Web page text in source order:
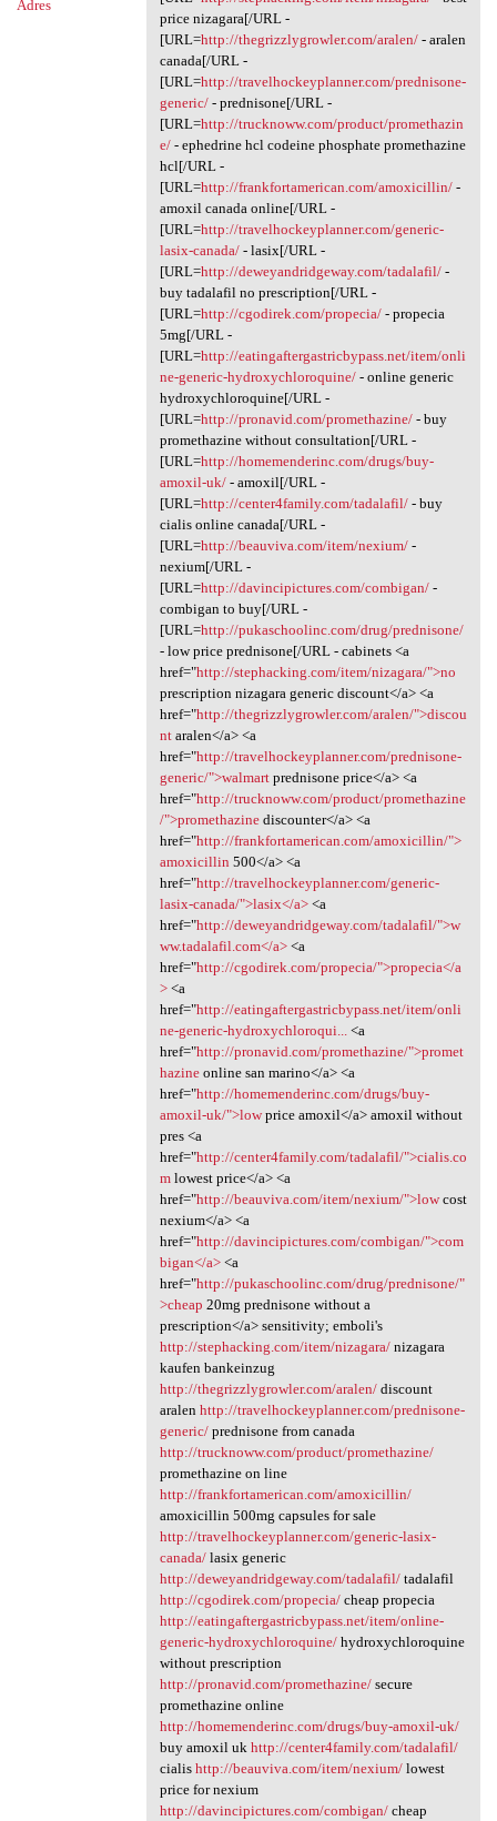
Adres
price nizagara[/URL -
[URL=http://thegrizzlygrowler.com/aralen/- aralen
canada[/URL -
[URL=http://travelhockeyplanner.com/prednisone-
generic/- prednisone[/URL -
[URL=http://trucknoww.com/product/promethazin
e/- ephedrine hcl codeine phosphate promethazine
hcl[/URL -
[URL=http://frankfortamerican.com/amoxicillin/-
amoxil canada online[/URL -
[URL=http://travelhockeyplanner.com/generic-
lasix-canada/- lasix[/URL -
[URL=http://deweyandridgeway.com/tadalafil/-
buy tadalafil no prescription[/URL -
[URL=http://cgodirek.com/propecia/- propecia
5mg[/URL -
[URL=http://eatingaftergastricbypass.net/item/onli
ne-generic-hydroxychloroquine/- online generic
hydroxychloroquine[/URL -
[URL=http://pronavid.com/promethazine/- buy
promethazine without consultation[/URL -
[URL=http://homemenderinc.com/drugs/buy-
amoxil-uk/- amoxil[/URL -
[URL=http://center4family.com/tadalafil/- buy
cialis online canada[/URL -
[URL=http://beauviva.com/item/nexium/-
nexium[/URL -
[URL=http://davincipictures.com/combigan/-
combigan to buy[/URL -
[URL=http://pukaschoolinc.com/drug/prednisone/
- low price prednisone[/URL - cabinets <a
href="http://stephacking.com/item/nizagara/">no
prescription nizagara generic discount</a> <a
href="http://thegrizzlygrowler.com/aralen/">discou
ntaralen</a> <a
href="http://travelhockeyplanner.com/prednisone-
generic/">walmartprednisone price</a> <a
href="http://trucknoww.com/product/promethazine
/">promethazinediscounter</a> <a
href="http://frankfortamerican.com/amoxicillin/">
amoxicillin 500</a> <a
href="http://travelhockeyplanner.com/generic-
lasix-canada/">lasix</a><a
href="http://deweyandridgeway.com/tadalafil/">w
ww.tadalafil.com</a><a
href="http://cgodirek.com/propecia/">propecia</a
><a
href="http://eatingaftergastricbypass.net/item/onli
ne-generic-hydroxychloroqui...<a
href="http://pronavid.com/promethazine/">promet
hazineonline san marino</a> <a
href="http://homemenderinc.com/drugs/buy-
amoxil-uk/">lowprice amoxil</a> amoxil without
pres <a
href="http://center4family.com/tadalafil/">cialis.co
mlowest price</a> <a
href="http://beauviva.com/item/nexium/">lowcost
nexium</a> <a
href="http://davincipictures.com/combigan/">com
bigan</a><a
href="http://pukaschoolinc.com/drug/prednisone/"
>cheap 20mg prednisone without a
prescription</a> sensitivity; emboli's
http://stephacking.com/item/nizagara/nizagara
kaufen bankeinzug
http://thegrizzlygrowler.com/aralen/discount
aralen http://travelhockeyplanner.com/prednisone-
generic/prednisone from canada
http://trucknoww.com/product/promethazine/
promethazine on line
http://frankfortamerican.com/amoxicillin/
amoxicillin 500mg capsules for sale
http://travelhockeyplanner.com/generic-lasix-
canada/lasix generic
http://deweyandridgeway.com/tadalafil/tadalafil
http://cgodirek.com/propecia/cheap propecia
http://eatingaftergastricbypass.net/item/online-
generic-hydroxychloroquine/hydroxychloroquine
without prescription
http://pronavid.com/promethazine/secure
promethazine online
http://homemenderinc.com/drugs/buy-amoxil-uk/
buy amoxil uk http://center4family.com/tadalafil/
cialis http://beauviva.com/item/nexium/lowest
price for nexium
http://davincipictures.com/combigan/cheap